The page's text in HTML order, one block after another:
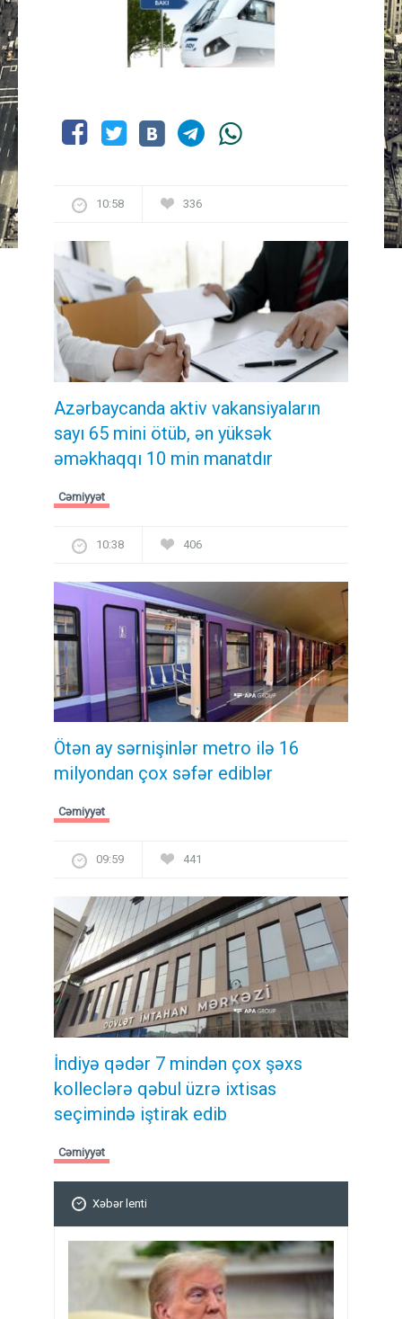
10:58 336
Azərbaycanda aktiv vakansiyaların
sayı 65 mini ötüb, ən yüksək
əməkhaqqı 10 min manatdır
Cəmiyyət
10:38 406
Ötən ay sərnişinlər metro ilə 16
milyondan çox səfər ediblər
Cəmiyyət
09:59 441
İndiyə qədər 7 mindən çox şəxs
kolleclərə qəbul üzrə ixtisas
seçimində iştirak edib
Cəmiyyət
Xəbər lenti